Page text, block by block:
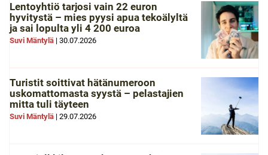
Lentoyhtiö tarjosi vain 22 euron
hyvitystä – mies pyysi apua tekoälyltä
ja sai lopulta yli 4 200 euroa
Suvi Mäntylä | 30.07.2026
Turistit soittivat hätänumeroon
uskomattomasta syystä – pelastajien
mitta tuli täyteen
Suvi Mäntylä | 29.07.2026